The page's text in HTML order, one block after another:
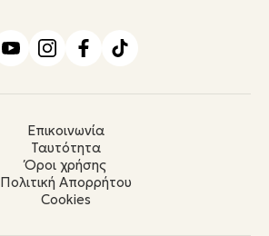
Επικοινωνία
Ταυτότητα
Όροι χρήσης
Πολιτική Απορρήτου
Cookies